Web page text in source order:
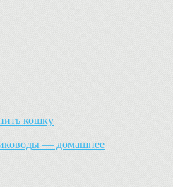
кошку
— домашнее